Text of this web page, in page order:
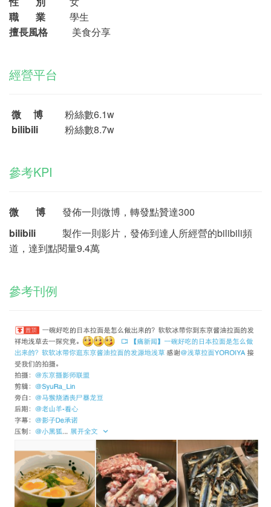
職 業 學生
擅長風格 美食分享
經營平台
微 博 粉絲數6.1w
bilibili 粉絲數8.7w
參考KPI
微 博 發佈一則微博，轉發點贊達300
bilibili
製作一則影片，發佈到達人所經營的bilibili頻
道，達到點閱量9.4萬
參考刊例